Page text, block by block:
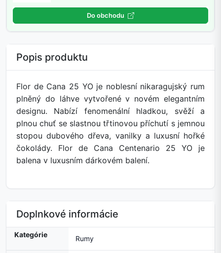
Do obchodu
Popis produktu
Flor de Cana 25 YO je noblesní nikaragujský rum
plněný do láhve vytvořené v novém elegantním
designu. Nabízí fenomenální hladkou, svěží a
plnou chuť se slastnou třtinovou příchutí s jemnou
stopou dubového dřeva, vanilky a luxusní hořké
čokolády. Flor de Cana Centenario 25 YO je
balena v luxusním dárkovém balení.
Doplnkové informácie
Kategórie Rumy